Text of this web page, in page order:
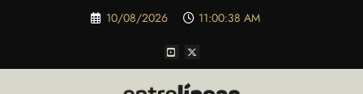
10/08/2026 11:00:39 AM